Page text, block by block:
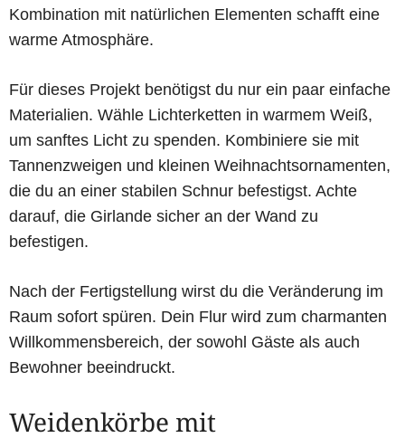
Kombination mit natürlichen Elementen schafft eine
warme Atmosphäre.
Für dieses Projekt benötigst du nur ein paar einfache
Materialien. Wähle Lichterketten in warmem Weiß,
um sanftes Licht zu spenden. Kombiniere sie mit
Tannenzweigen und kleinen Weihnachtsornamenten,
die du an einer stabilen Schnur befestigst. Achte
darauf, die Girlande sicher an der Wand zu
befestigen.
Nach der Fertigstellung wirst du die Veränderung im
Raum sofort spüren. Dein Flur wird zum charmanten
Willkommensbereich, der sowohl Gäste als auch
Bewohner beeindruckt.
Weidenkörbe mit